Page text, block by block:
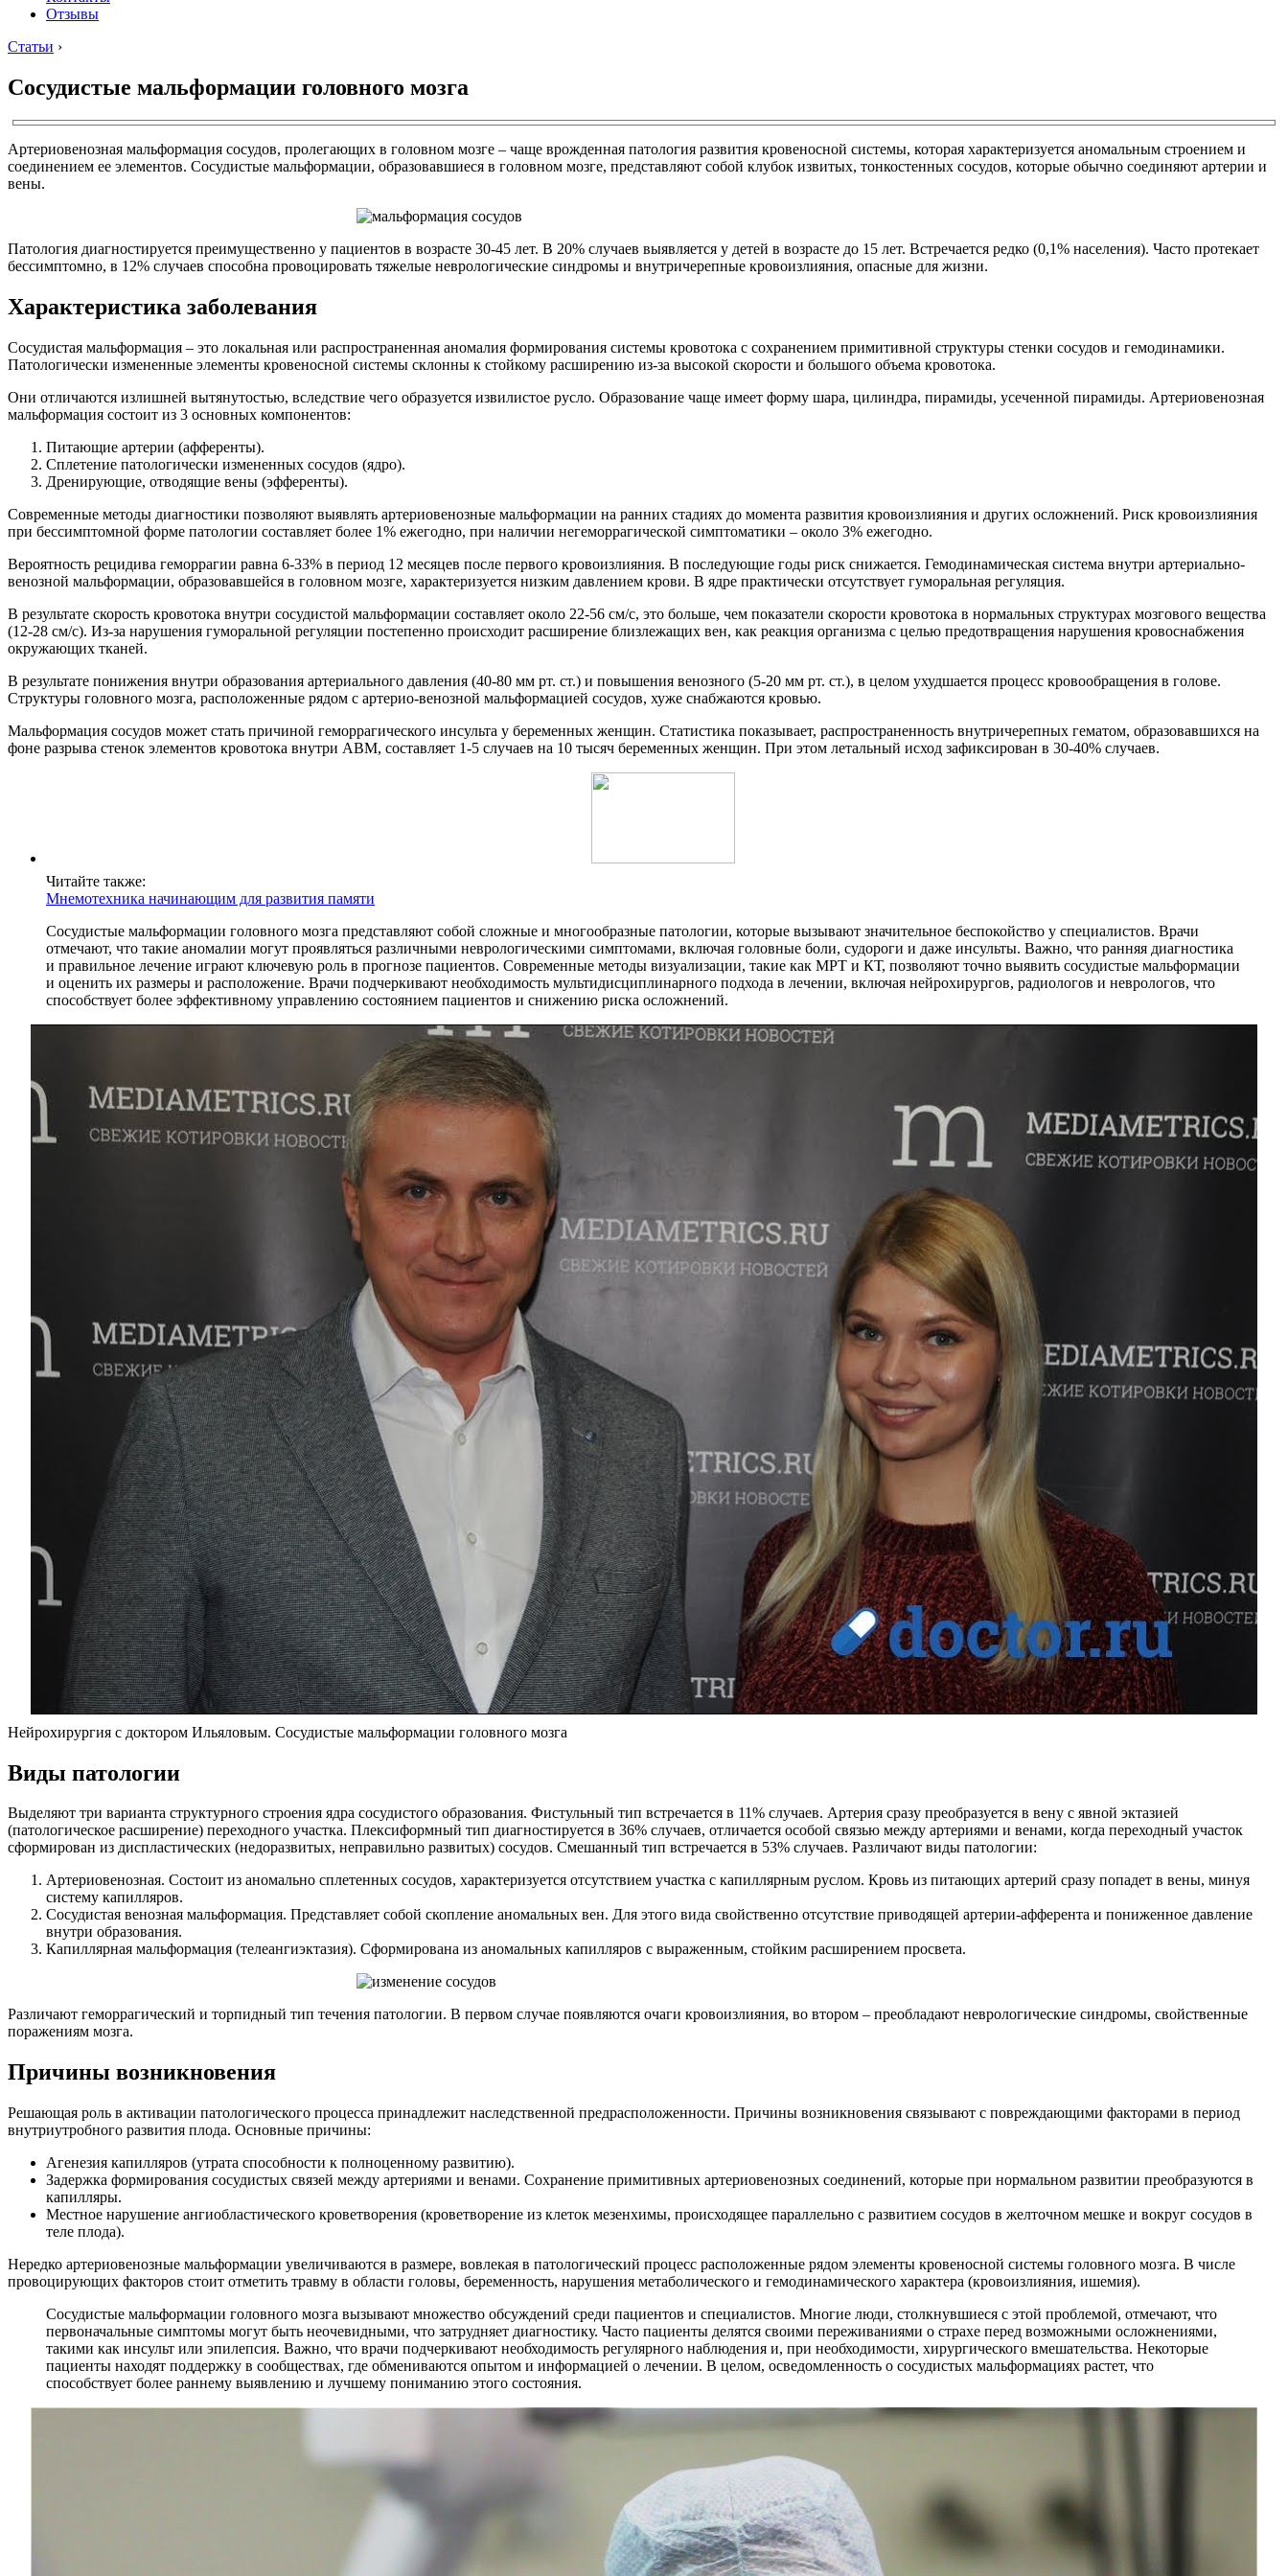
Отзывы
Статьи ›
Сосудистые мальформации головного мозга
Артериовенозная мальформация сосудов, пролегающих в головном мозге – чаще врожденная патология развития кровеносной системы, которая характеризуется аномальным строением и
соединением ее элементов. Сосудистые мальформации, образовавшиеся в головном мозге, представляют собой клубок извитых, тонкостенных сосудов, которые обычно соединяют артерии и
вены.
Патология диагностируется преимущественно у пациентов в возрасте 30-45 лет. В 20% случаев выявляется у детей в возрасте до 15 лет. Встречается редко (0,1% населения). Часто протекает
бессимптомно, в 12% случаев способна провоцировать тяжелые неврологические синдромы и внутричерепные кровоизлияния, опасные для жизни.
Характеристика заболевания
Сосудистая мальформация – это локальная или распространенная аномалия формирования системы кровотока с сохранением примитивной структуры стенки сосудов и гемодинамики.
Патологически измененные элементы кровеносной системы склонны к стойкому расширению из-за высокой скорости и большого объема кровотока.
Они отличаются излишней вытянутостью, вследствие чего образуется извилистое русло. Образование чаще имеет форму шара, цилиндра, пирамиды, усеченной пирамиды. Артериовенозная
мальформация состоит из 3 основных компонентов:
Питающие артерии (афференты).
Сплетение патологически измененных сосудов (ядро).
Дренирующие, отводящие вены (эфференты).
Современные методы диагностики позволяют выявлять артериовенозные мальформации на ранних стадиях до момента развития кровоизлияния и других осложнений. Риск кровоизлияния
при бессимптомной форме патологии составляет более 1% ежегодно, при наличии негеморрагической симптоматики – около 3% ежегодно.
Вероятность рецидива геморрагии равна 6-33% в период 12 месяцев после первого кровоизлияния. В последующие годы риск снижается. Гемодинамическая система внутри артериально-
венозной мальформации, образовавшейся в головном мозге, характеризуется низким давлением крови. В ядре практически отсутствует гуморальная регуляция.
В результате скорость кровотока внутри сосудистой мальформации составляет около 22-56 см/с, это больше, чем показатели скорости кровотока в нормальных структурах мозгового вещества
(12-28 см/с). Из-за нарушения гуморальной регуляции постепенно происходит расширение близлежащих вен, как реакция организма с целью предотвращения нарушения кровоснабжения
окружающих тканей.
В результате понижения внутри образования артериального давления (40-80 мм рт. ст.) и повышения венозного (5-20 мм рт. ст.), в целом ухудшается процесс кровообращения в голове.
Структуры головного мозга, расположенные рядом с артерио-венозной мальформацией сосудов, хуже снабжаются кровью.
Мальформация сосудов может стать причиной геморрагического инсульта у беременных женщин. Статистика показывает, распространенность внутричерепных гематом, образовавшихся на
фоне разрыва стенок элементов кровотока внутри АВМ, составляет 1-5 случаев на 10 тысяч беременных женщин. При этом летальный исход зафиксирован в 30-40% случаев.
Читайте также:
Мнемотехника начинающим для развития памяти
Сосудистые мальформации головного мозга представляют собой сложные и многообразные патологии, которые вызывают значительное беспокойство у специалистов. Врачи
отмечают, что такие аномалии могут проявляться различными неврологическими симптомами, включая головные боли, судороги и даже инсульты. Важно, что ранняя диагностика
и правильное лечение играют ключевую роль в прогнозе пациентов. Современные методы визуализации, такие как МРТ и КТ, позволяют точно выявить сосудистые мальформации
и оценить их размеры и расположение. Врачи подчеркивают необходимость мультидисциплинарного подхода в лечении, включая нейрохирургов, радиологов и неврологов, что
способствует более эффективному управлению состоянием пациентов и снижению риска осложнений.
Нейрохирургия с доктором Ильяловым. Сосудистые мальформации головного мозга
Виды патологии
Выделяют три варианта структурного строения ядра сосудистого образования. Фистульный тип встречается в 11% случаев. Артерия сразу преобразуется в вену с явной эктазией
(патологическое расширение) переходного участка. Плексиформный тип диагностируется в 36% случаев, отличается особой связью между артериями и венами, когда переходный участок
сформирован из диспластических (недоразвитых, неправильно развитых) сосудов. Смешанный тип встречается в 53% случаев. Различают виды патологии:
Артериовенозная. Состоит из аномально сплетенных сосудов, характеризуется отсутствием участка с капиллярным руслом. Кровь из питающих артерий сразу попадет в вены, минуя
систему капилляров.
Сосудистая венозная мальформация. Представляет собой скопление аномальных вен. Для этого вида свойственно отсутствие приводящей артерии-афферента и пониженное давление
внутри образования.
Капиллярная мальформация (телеангиэктазия). Сформирована из аномальных капилляров с выраженным, стойким расширением просвета.
Различают геморрагический и торпидный тип течения патологии. В первом случае появляются очаги кровоизлияния, во втором – преобладают неврологические синдромы, свойственные
поражениям мозга.
Причины возникновения
Решающая роль в активации патологического процесса принадлежит наследственной предрасположенности. Причины возникновения связывают с повреждающими факторами в период
внутриутробного развития плода. Основные причины:
Агенезия капилляров (утрата способности к полноценному развитию).
Задержка формирования сосудистых связей между артериями и венами. Сохранение примитивных артериовенозных соединений, которые при нормальном развитии преобразуются в
капилляры.
Местное нарушение ангиобластического кроветворения (кроветворение из клеток мезенхимы, происходящее параллельно с развитием сосудов в желточном мешке и вокруг сосудов в
теле плода).
Нередко артериовенозные мальформации увеличиваются в размере, вовлекая в патологический процесс расположенные рядом элементы кровеносной системы головного мозга. В числе
провоцирующих факторов стоит отметить травму в области головы, беременность, нарушения метаболического и гемодинамического характера (кровоизлияния, ишемия).
Сосудистые мальформации головного мозга вызывают множество обсуждений среди пациентов и специалистов. Многие люди, столкнувшиеся с этой проблемой, отмечают, что
первоначальные симптомы могут быть неочевидными, что затрудняет диагностику. Часто пациенты делятся своими переживаниями о страхе перед возможными осложнениями,
такими как инсульт или эпилепсия. Важно, что врачи подчеркивают необходимость регулярного наблюдения и, при необходимости, хирургического вмешательства. Некоторые
пациенты находят поддержку в сообществах, где обмениваются опытом и информацией о лечении. В целом, осведомленность о сосудистых мальформациях растет, что
способствует более раннему выявлению и лучшему пониманию этого состояния.